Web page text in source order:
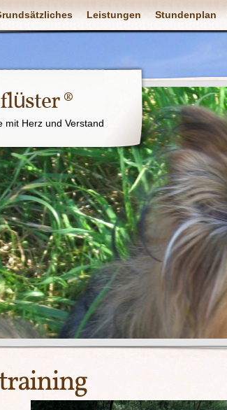
Leistungen Stundenplan
®
mit Herz und Verstand